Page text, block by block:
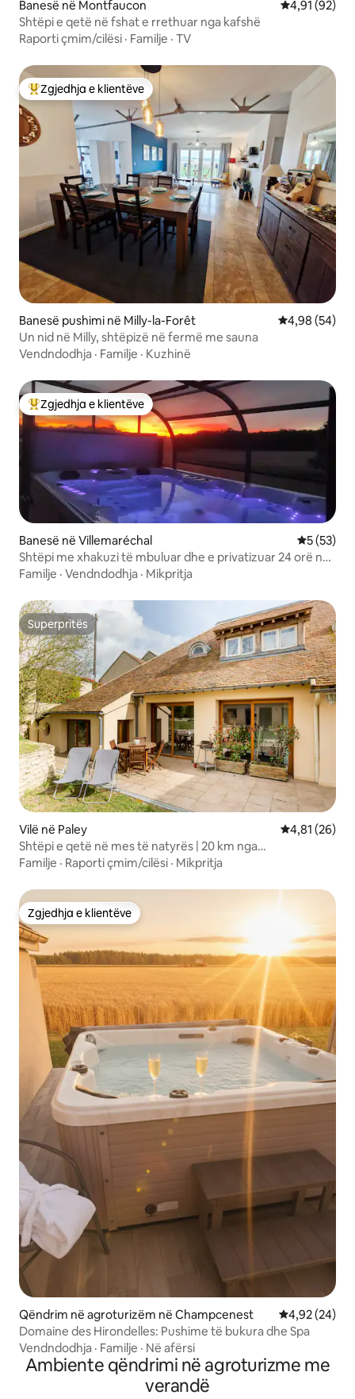
Banesë në Montfaucon Vlerësimi
4,91 (92)
Shtëpi e qetë në fshat e rrethuar nga kafshë
Raporti çmim/cilësi · Familje · TV
Më të mirat e zgjedhjeve të klientëve
Zgjedhja e klientëve
Banesë pushimi në Milly-la-Forêt Vlerësimi
4,98 (54)
Un nid në Milly, shtëpizë në fermë me sauna
Vendndodhja · Familje · Kuzhinë
Më të mirat e zgjedhjeve të klientëve
Zgjedhja e klientëve
Banesë në Villemaréchal Vlerësimi
5 (53)
Shtëpi me xhakuzi të mbuluar dhe e privatizuar 24 orë në
ditë
Familje · Vendndodhja · Mikpritja
Superpritës
Superpritës
Vilë në Paley Vlerësimi
4,81 (26)
Shtëpi e qetë në mes të natyrës | 20 km nga
Fontainebleau
Familje · Raporti çmim/cilësi · Mikpritja
Zgjedhja e klientëve
Zgjedhja e klientëve
Qëndrim në agroturizëm në Champcenest Vlerësimi
4,92 (24)
Domaine des Hirondelles: Pushime të bukura dhe Spa
Vendndodhja · Familje · Në afërsi
Ambiente qëndrimi në agroturizme me
verandë